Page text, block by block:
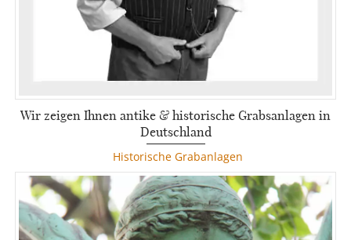
Wir zeigen Ihnen antike & historische Grabsanlagen in
Deutschland
Historische Grabanlagen